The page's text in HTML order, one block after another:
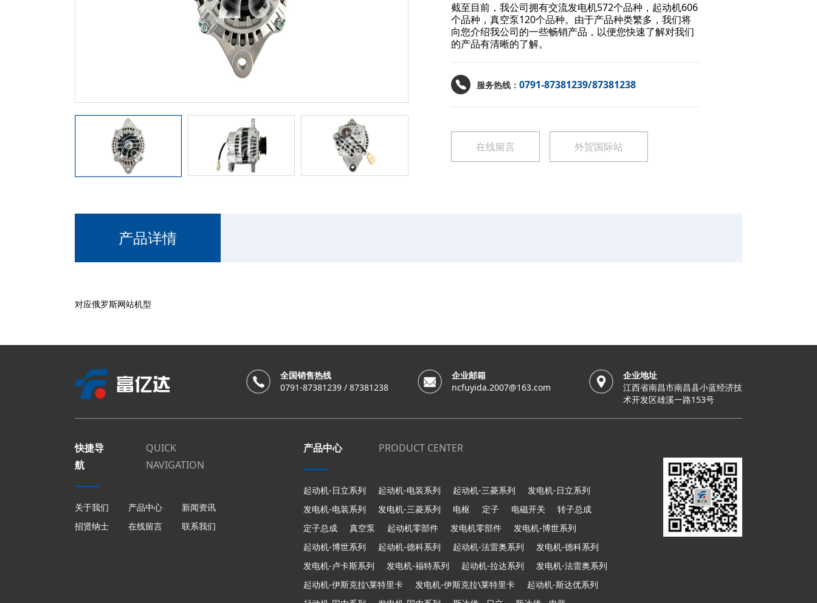
截至目前，我公司拥有交流发电机572个品种，起动机606
个品种，真空泵120个品种。由于产品种类繁多，我们将
向您介绍我公司的一些畅销产品，以便您快速了解对我们
的产品有清晰的了解。
服务热线： 0791-87381239/87381238
在线留言 外贸国际站
产品详情
对应俄罗斯网站机型
全国销售热线
0791-87381239 / 87381238
企业邮箱
ncfuyida.2007@163.com
企业地址
江西省南昌市南昌县小蓝经济技
术开发区雄溪一路153号
快捷导
航
QUICK
NAVIGATION
关于我们 产品中心
新闻资讯
招贤纳士
在线留言 联系我们
产品中心 PRODUCT CENTER
起动机-日立系列 起动机-电装系列 起动机-三菱系列
发电机-日立系列
发电机-电装系列
发电机-三菱系列 电枢 定子 电磁开关
转子总成
定子总成
真空泵 起动机零部件 发电机零部件
发电机-博世系列
起动机-博世系列
起动机-德科系列 起动机-法雷奥系列
发电机-德科系列
发电机-卢卡斯系列
发电机-福特系列 起动机-拉达系列
发电机-法雷奥系列
起动机-伊斯克拉\莱特里卡
发电机-伊斯克拉\莱特里卡
起动机-斯达优系列